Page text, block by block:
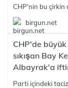
CHP'nin bu çirkin
birgun.net
CHP'de
sıkışan Bay
Albayrak'a
Parti içindeki